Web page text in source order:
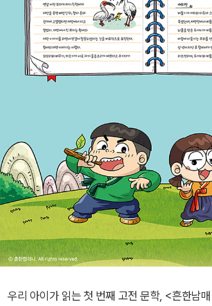
우리 아이가 읽는 첫 번째 고전 문학, <흔한남